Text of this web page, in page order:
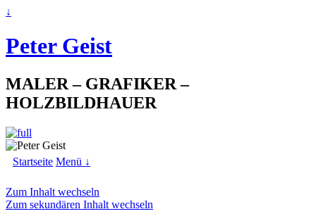
↓
Peter Geist
MALER – GRAFIKER –
HOLZBILDHAUER
Startseite Menü ↓
Zum Inhalt wechseln
Zum sekundären Inhalt wechseln